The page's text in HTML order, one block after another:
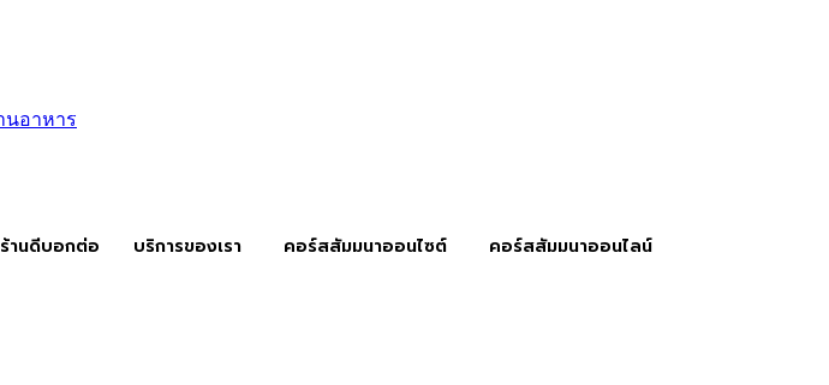
ร้านดีบอกต่อ บริการของเรา คอร์สสัมมนาออนไซต์ คอร์สสัมมนาออนไลน์